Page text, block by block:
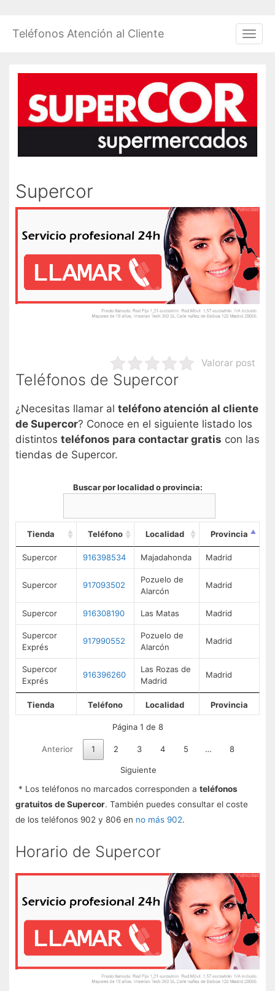
contenido
Teléfonos Atención al Cliente
Supercor
Valorar post
Teléfonos de Supercor
¿Necesitas llamar al teléfono atención al cliente
de Supercor? Conoce en el siguiente listado los
distintos teléfonos para contactar gratis con las
tiendas de Supercor.
Buscar por localidad o provincia:
Tienda Teléfono Localidad Provincia
Supercor 916398534 Majadahonda Madrid
Supercor 917093502
Pozuelo de
Alarcón
Madrid
Supercor 916308190 Las Matas Madrid
Supercor
Exprés
917990552
Pozuelo de
Alarcón
Madrid
Supercor
Exprés
916396260
Las Rozas de
Madrid
Madrid
Tienda Teléfono Localidad Provincia
Página 1 de 8
Anterior 1 2 3 4 5 … 8
Siguiente
* Los teléfonos no marcados corresponden a teléfonos
gratuitos de Supercor. También puedes consultar el coste
de los teléfonos 902 y 806 en no más 902.
Horario de Supercor